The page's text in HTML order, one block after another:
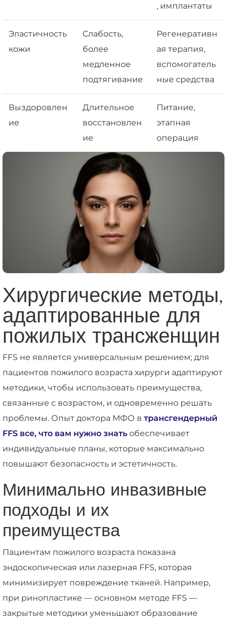
, имплантаты
Эластичность
кожи
Слабость,
более
медленное
подтягивание
Регенеративн
ая терапия,
вспомогатель
ные средства
Выздоровлен
ие
Длительное
восстановлен
ие
Питание,
этапная
операция
Хирургические методы,
адаптированные для
пожилых трансженщин
FFS не является универсальным решением; для
пациентов пожилого возраста хирурги адаптируют
методики, чтобы использовать преимущества,
связанные с возрастом, и одновременно решать
проблемы. Опыт доктора МФО в трансгендерный
FFS все, что вам нужно знать обеспечивает
индивидуальные планы, которые максимально
повышают безопасность и эстетичность.
Минимально инвазивные
подходы и их
преимущества
Пациентам пожилого возраста показана
эндоскопическая или лазерная FFS, которая
минимизирует повреждение тканей. Например,
при ринопластике — основном методе FFS —
закрытые методики уменьшают образование